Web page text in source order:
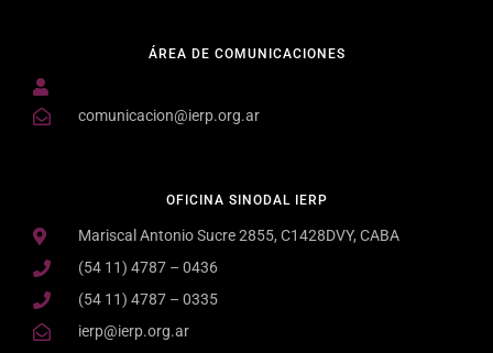
OFICINA SINODAL IERP
Mariscal Antonio Sucre 2855, C1428DVY, CABA
(54 11) 4787 – 0436
(54 11) 4787 – 0335
ierp@ierp.org.ar
ÁREA DE COMUNICACIONES
comunicacion@ierp.org.ar